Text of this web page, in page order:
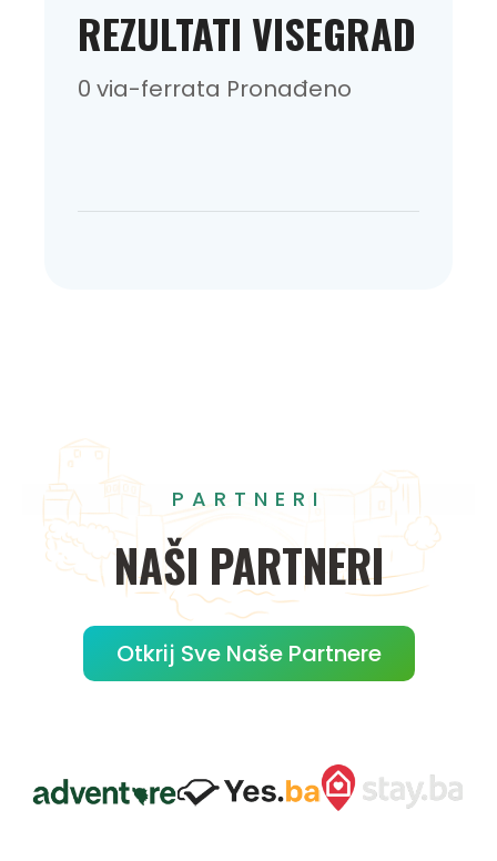
REZULTATI VISEGRAD
0 via-ferrata Pronađeno
PARTNERI
NAŠI PARTNERI
Otkrij Sve Naše Partnere